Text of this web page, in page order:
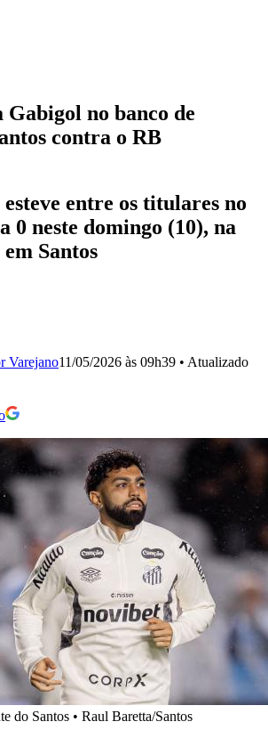
no banco de
contra o RB
entre os titulares no
0 neste domingo (10), na
Santos
Varejano11/05/2026 às 09h39 • Atualizado
do Santos • Raul Baretta/Santos